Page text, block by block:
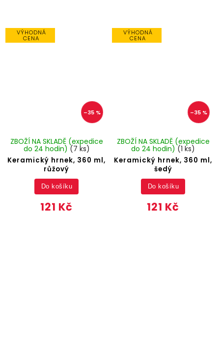
VÝHODNÁ
CENA
–35 %
Keramický hrnek, 360 ml,
růžový
ZBOŽÍ NA SKLADĚ (expedice
do 24 hodin) (7 ks)
121 Kč
Do košíku
VÝHODNÁ
CENA
–35 %
Keramický hrnek, 360 ml,
šedý
ZBOŽÍ NA SKLADĚ (expedice
do 24 hodin) (1 ks)
121 Kč
Do košíku